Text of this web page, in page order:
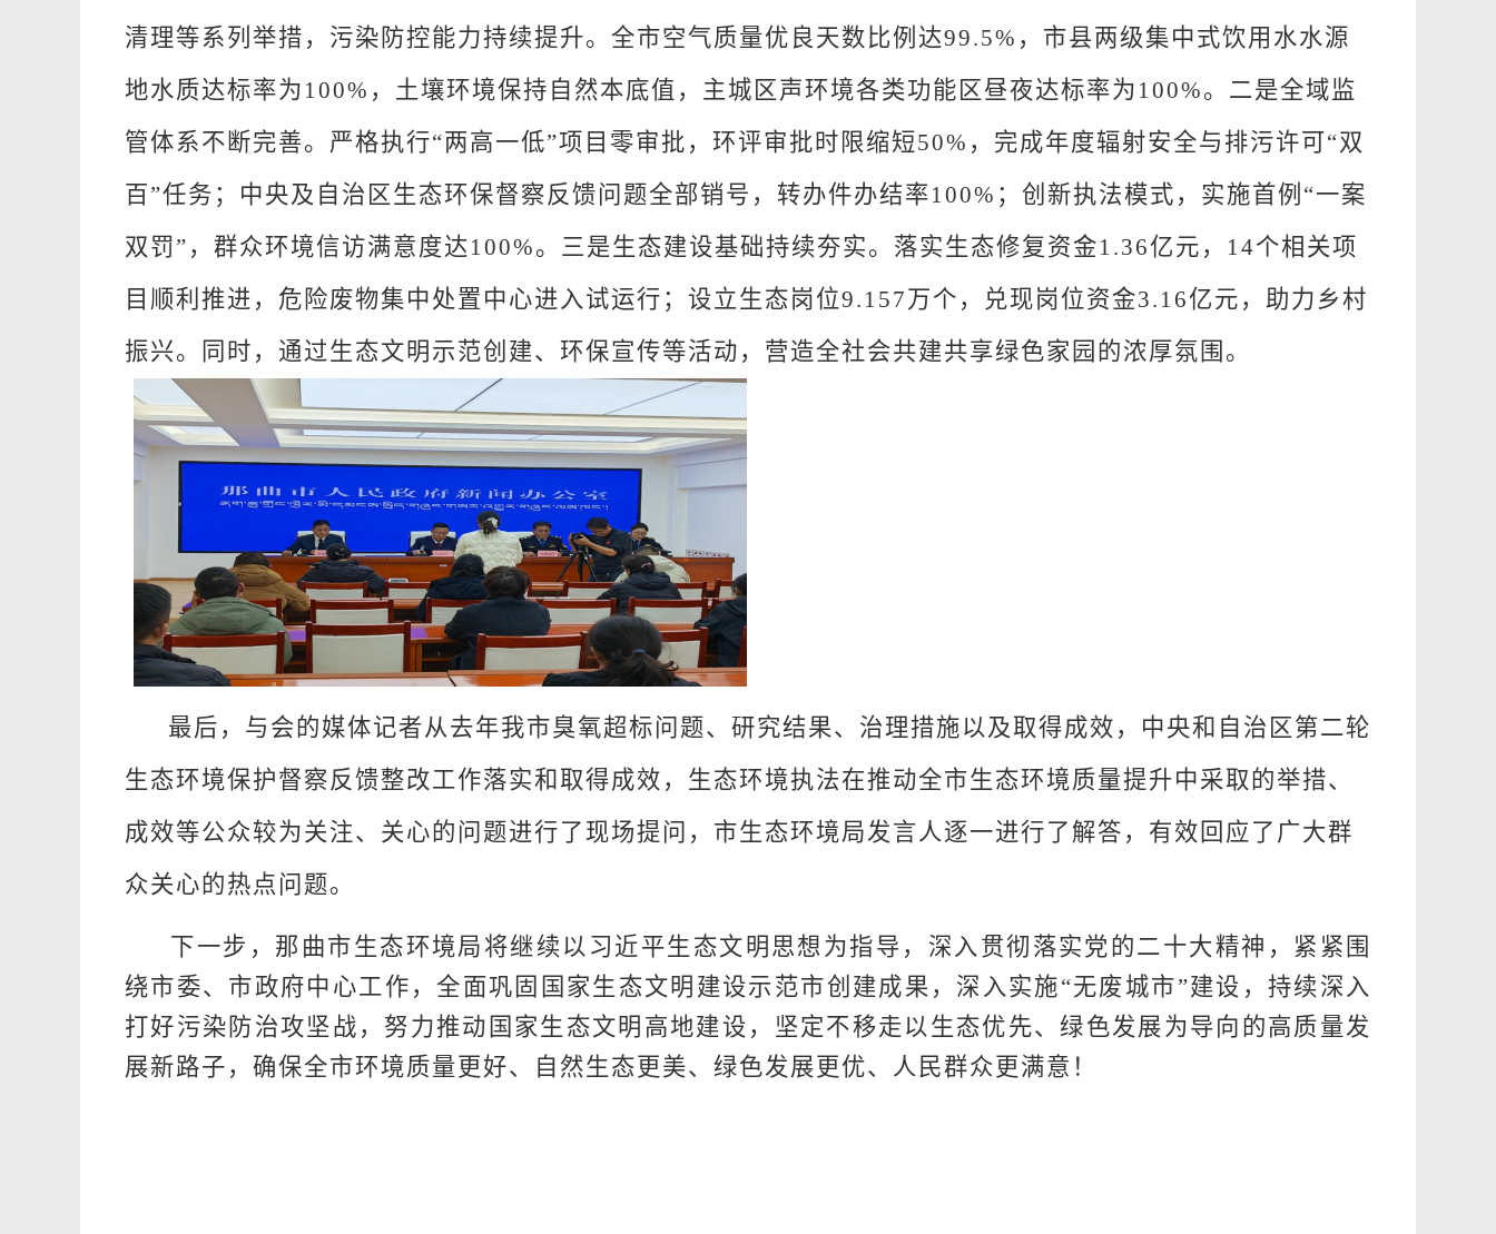
清理等系列举措，污染防控能力持续提升。全市空气质量优良天数比例达99.5% ，市县两级集中式饮用水水源
地水质达标率为 100% ，土壤环境保持自然本底值，主城区声环境各类功能区昼夜达标率为 100%。 二是全域监
管体系不断完善。 严格执行“两高一低”项目零审批，环评审批时限缩短50% ，完成年度辐射安全与排污许可“双
百”任务；中央及自治区生态环保督察反馈问题全部销号，转办件办结率100% ；创新执法模式，实施首例“一案
双罚”，群众环境信访满意度达 100%。 三是生态建设基础持续夯实。 落实生态修复资金1.36亿元， 14个相关项
目顺利推进，危险废物集中处置中心进入试运行；设立生态岗位9.157万个，兑现岗位资金3.16亿元，助力乡村
振兴。同时，通过生态文明示范创建、环保宣传等活动，营造全社会共建共享绿色家园的浓厚氛围。
最后，与会的媒体记者从去年我市臭氧超标问题、研究结果、治理措施以及取得成效，中央和自治区第二轮
生态环境保护督察反馈整改工作落实和取得成效，生态环境执法在推动全市生态环境质量提升中采取的举措、
成效等公众较为关注、关心的问题进行了现场提问，市生态环境局发言人逐一进行了解答， 有效回应了广大群
众关心的热点问题。
下一步， 那曲市生态环境局将继续以习近平生态文明思想为指导，深入贯彻落实党的二十大精神，紧紧围
绕市委、市政府中心工作，全面巩固国家生态文明建设示范市创建成果，深入实施“无废城市”建设，持续深入
打好污染防治攻坚战，努力推动国家生态文明高地建设，坚定不移走以生态优先、绿色发展为导向的高质量发
展新路子，确保全市环境质量更好、自然生态更美、绿色发展更优、人民群众更满意！